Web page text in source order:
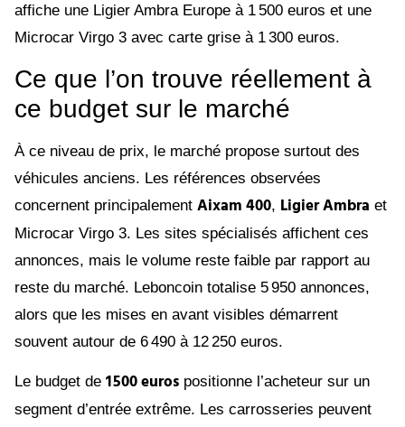
affiche une Ligier Ambra Europe à 1 500 euros et une
Microcar Virgo 3 avec carte grise à 1 300 euros.
Ce que l’on trouve réellement à
ce budget sur le marché
À ce niveau de prix, le marché propose surtout des
véhicules anciens. Les références observées
concernent principalement Aixam 400, Ligier Ambra et
Microcar Virgo 3. Les sites spécialisés affichent ces
annonces, mais le volume reste faible par rapport au
reste du marché. Leboncoin totalise 5 950 annonces,
alors que les mises en avant visibles démarrent
souvent autour de 6 490 à 12 250 euros.
Le budget de 1 500 euros positionne l’acheteur sur un
segment d’entrée extrême. Les carrosseries peuvent